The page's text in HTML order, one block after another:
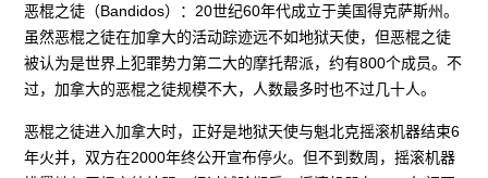
恶棍之徒（Bandidos）：20世纪60年代成立于美国得克萨斯州。
虽然恶棍之徒在加拿大的活动踪迹远不如地狱天使，但恶棍之徒
被认为是世界上犯罪势力第二大的摩托帮派，约有800个成员。不
过，加拿大的恶棍之徒规模不大，人数最多时也不过几十人。
恶棍之徒进入加拿大时，正好是地狱天使与魁北克摇滚机器结束6
年火并，双方在2000年终公开宣布停火。但不到数周，摇滚机器